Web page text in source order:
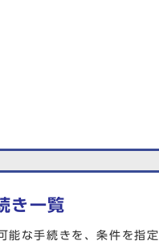
き一覧
能な手続きを、条件を指定